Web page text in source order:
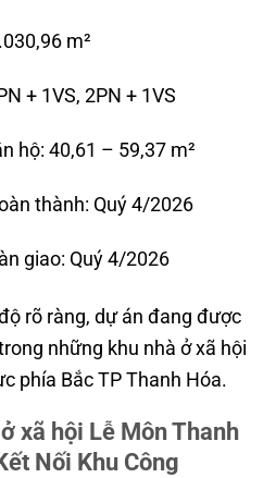
m²
+ 1VS, 2PN + 1VS
hộ: 40,61 – 59,37 m²
thành: Quý 4/2026
giao: Quý 4/2026
rõ ràng, dự án đang được
những khu nhà ở xã hội
phía Bắc TP Thanh Hóa.
xã hội Lễ Môn Thanh
Nối Khu Công